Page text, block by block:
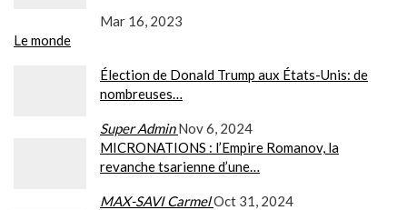
Mar 16, 2023
Le monde
Élection de Donald Trump aux États-Unis: de
nombreuses…
Super AdminNov 6, 2024
MICRONATIONS : l’Empire Romanov, la
revanche tsarienne d’une…
MAX-SAVI CarmelOct 31, 2024